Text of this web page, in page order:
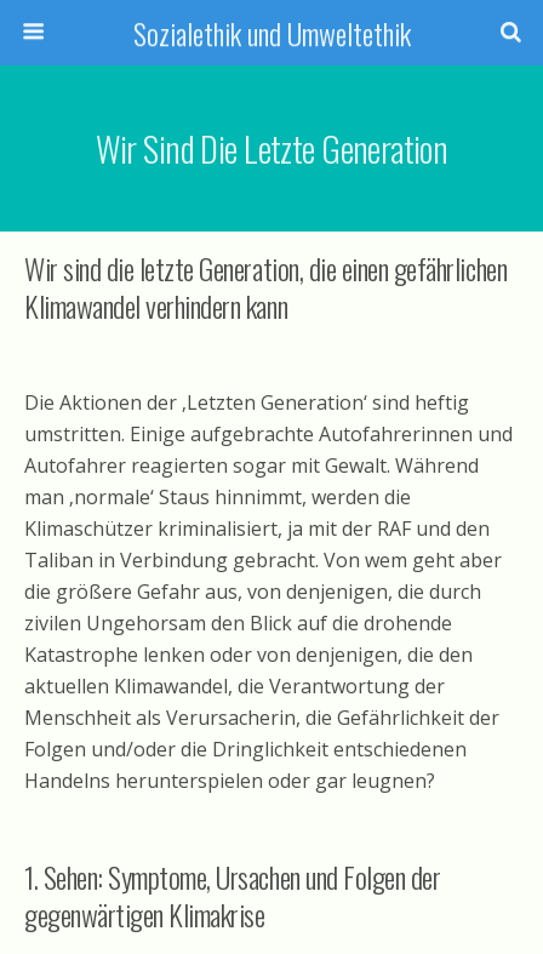
Sozialethik und Umweltethik
Wir Sind Die Letzte Generation
Wir sind die letzte Generation, die einen gefährlichen
Klimawandel verhindern kann
Die Aktionen der ‚Letzten Generation‘ sind heftig
umstritten. Einige aufgebrachte Autofahrerinnen und
Autofahrer reagierten sogar mit Gewalt. Während
man ‚normale‘ Staus hinnimmt, werden die
Klimaschützer kriminalisiert, ja mit der RAF und den
Taliban in Verbindung gebracht. Von wem geht aber
die größere Gefahr aus, von denjenigen, die durch
zivilen Ungehorsam den Blick auf die drohende
Katastrophe lenken oder von denjenigen, die den
aktuellen Klimawandel, die Verantwortung der
Menschheit als Verursacherin, die Gefährlichkeit der
Folgen und/oder die Dringlichkeit entschiedenen
Handelns herunterspielen oder gar leugnen?
1. Sehen: Symptome, Ursachen und Folgen der
gegenwärtigen Klimakrise